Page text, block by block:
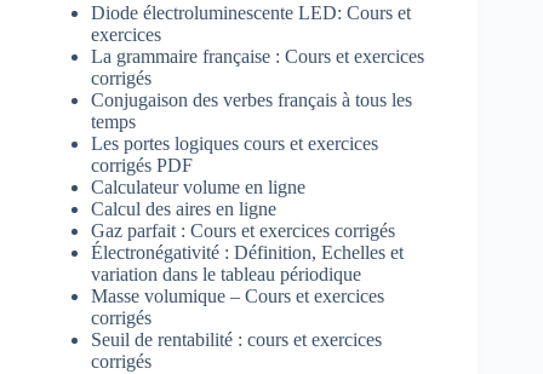
Diode électroluminescente LED: Cours et
exercices
La grammaire française : Cours et exercices
corrigés
Conjugaison des verbes français à tous les
temps
Les portes logiques cours et exercices
corrigés PDF
Calculateur volume en ligne
Calcul des aires en ligne
Gaz parfait : Cours et exercices corrigés
Électronégativité : Définition, Echelles et
variation dans le tableau périodique
Masse volumique – Cours et exercices
corrigés
Seuil de rentabilité : cours et exercices
corrigés